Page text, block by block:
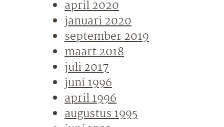
april 2020
januari 2020
september 2019
maart 2018
juli 2017
juni 1996
april 1996
augustus 1995